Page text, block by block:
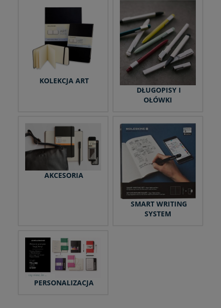
KOLEKCJA ART
DŁUGOPISY I
OŁÓWKI
AKCESORIA
SMART WRITING
SYSTEM
PERSONALIZACJA